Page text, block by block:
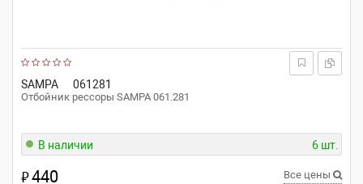
SAMPA 061281
Отбойник рессоры SAMPA 061.281
В наличии 6 шт.
₽440 Все цены